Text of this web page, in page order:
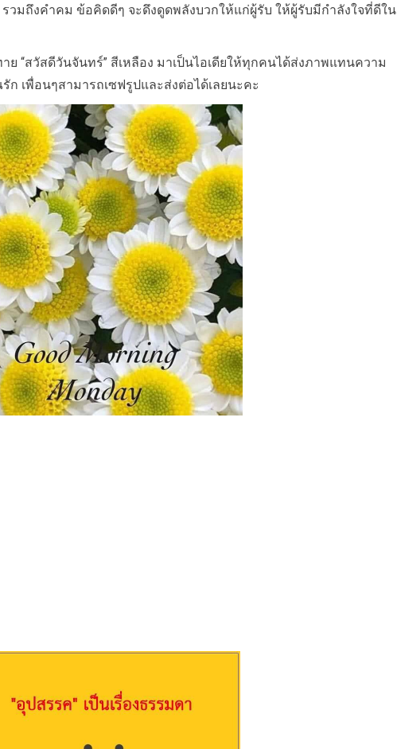
มถึงคำคม ข้อคิดดีๆ จะดึงดูดพลังบวกให้แก่ผู้รับ ให้ผู้รับมีกำลังใจที่ดีใน
าย “สวัสดีวันจันทร์” สีเหลือง มาเป็นไอเดียให้ทุกคนได้ส่งภาพแทนความ
เพื่อนๆสามารถเซฟรูปและส่งต่อได้เลยนะคะ